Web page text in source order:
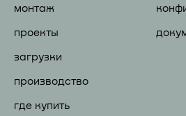
монтаж
проекты
загрузки
производство
где купить